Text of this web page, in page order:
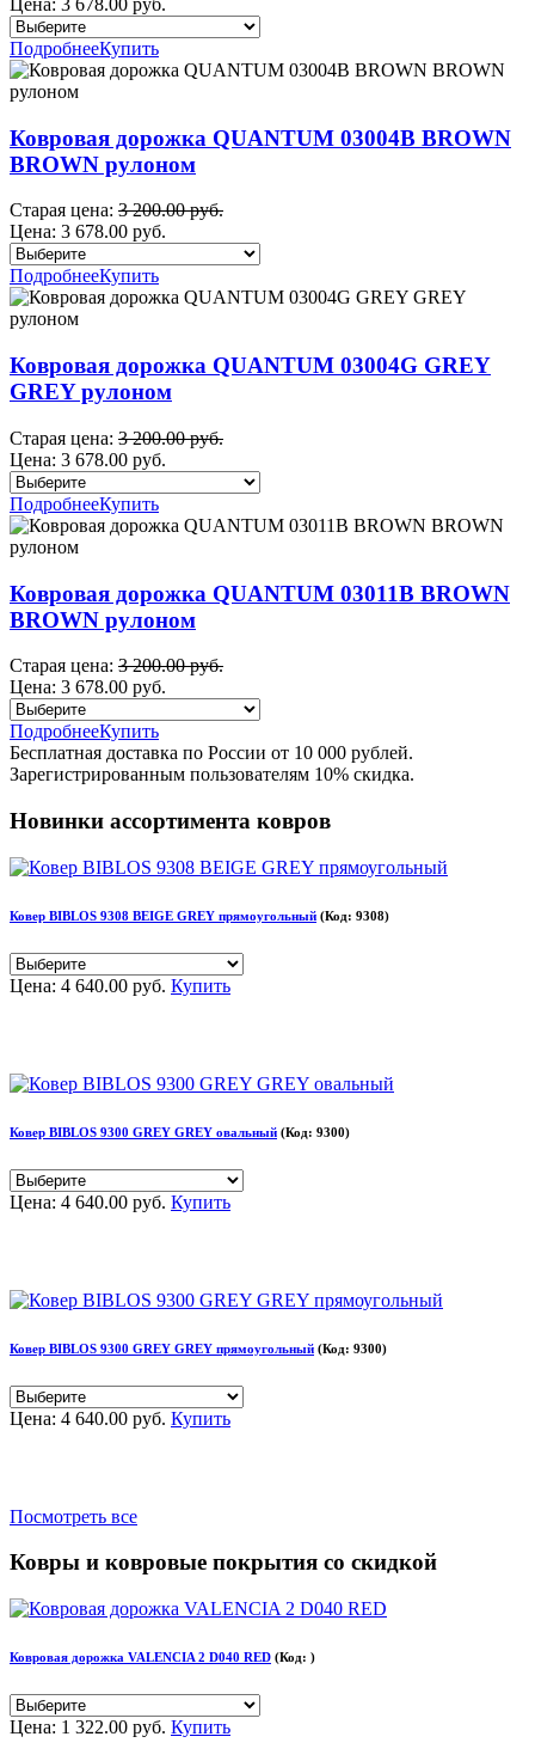
Цена: 3 678.00 руб.
ПодробнееКупить
Ковровая дорожка QUANTUM 03004B BROWN
BROWN рулоном
Старая цена: 3 200.00 руб.
Цена: 3 678.00 руб.
ПодробнееКупить
Ковровая дорожка QUANTUM 03004G GREY
GREY рулоном
Старая цена: 3 200.00 руб.
Цена: 3 678.00 руб.
ПодробнееКупить
Ковровая дорожка QUANTUM 03011B BROWN
BROWN рулоном
Старая цена: 3 200.00 руб.
Цена: 3 678.00 руб.
ПодробнееКупить
Бесплатная доставка по России от 10 000 рублей.
Зарегистрированным пользователям 10% скидка.
Новинки ассортимента ковров
Ковер BIBLOS 9308 BEIGE GREY прямоугольный (Код: 9308)
Цена: 4 640.00 руб. Купить
Ковер BIBLOS 9300 GREY GREY овальный (Код: 9300)
Цена: 4 640.00 руб. Купить
Ковер BIBLOS 9300 GREY GREY прямоугольный (Код: 9300)
Цена: 4 640.00 руб. Купить
Посмотреть все
Ковры и ковровые покрытия со скидкой
Ковровая дорожка VALENCIA 2 D040 RED (Код: )
Цена: 1 322.00 руб. Купить